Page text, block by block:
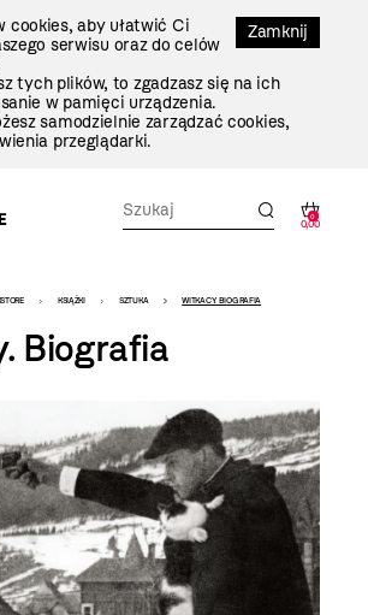
Zamknij
cookies, aby ułatwić Ci
serwisu oraz do celów
tych plików, to zgadzasz się na ich
w pamięci urządzenia.
samodzielnie zarządzać cookies,
przeglądarki.
0
0,00
KSIĄŻKI SZTUKA WITKACY. BIOGRAFIA
Biografia